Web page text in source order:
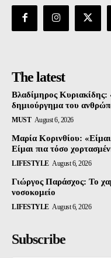
The latest
Βλαδίμηρος Κυριακίδης:
δημιούργημα του
MUST August 6, 2026
Μαρία Κορινθίου:
Είμαι πια τόσο
LIFESTYLE August 6, 2026
Γιώργος Παράσχος: Το
νοσοκομείο
LIFESTYLE August 6, 2026
Subscribe